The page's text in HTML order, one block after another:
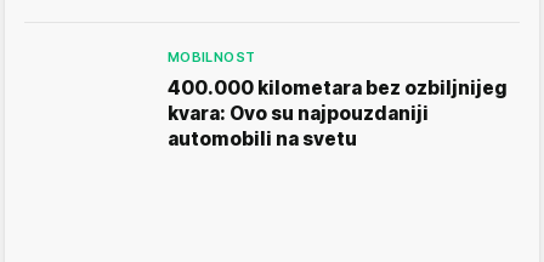
MOBILNOST
400.000 kilometara bez ozbiljnijeg
kvara: Ovo su najpouzdaniji
automobili na svetu